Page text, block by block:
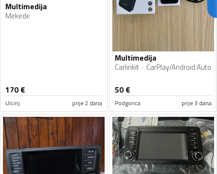
Multimedija
Mekede
170€
Ulcinj prije 2 dana
Multimedija
Carlinkit CarPlay/Android Auto
50€
Podgorica prije 3 dana